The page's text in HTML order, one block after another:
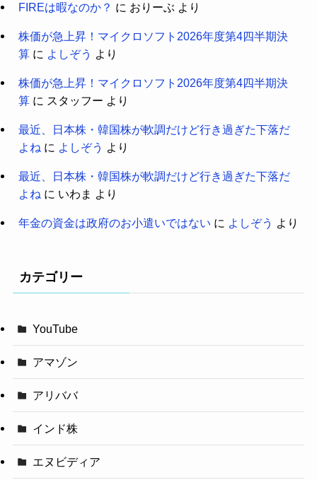
FIREは暇なのか？ に おりーぶ より
株価が急上昇！マイクロソフト2026年度第4四半期決
算に よしぞう より
株価が急上昇！マイクロソフト2026年度第4四半期決
算に スタッフー より
最近、日本株・韓国株が軟調だけど行き過ぎた下落だ
よね に よしぞう より
最近、日本株・韓国株が軟調だけど行き過ぎた下落だ
よね に いわま より
年金の資金は政府のお小遣いではない に よしぞう より
カテゴリー
YouTube
アマゾン
アリババ
インド株
エヌビディア